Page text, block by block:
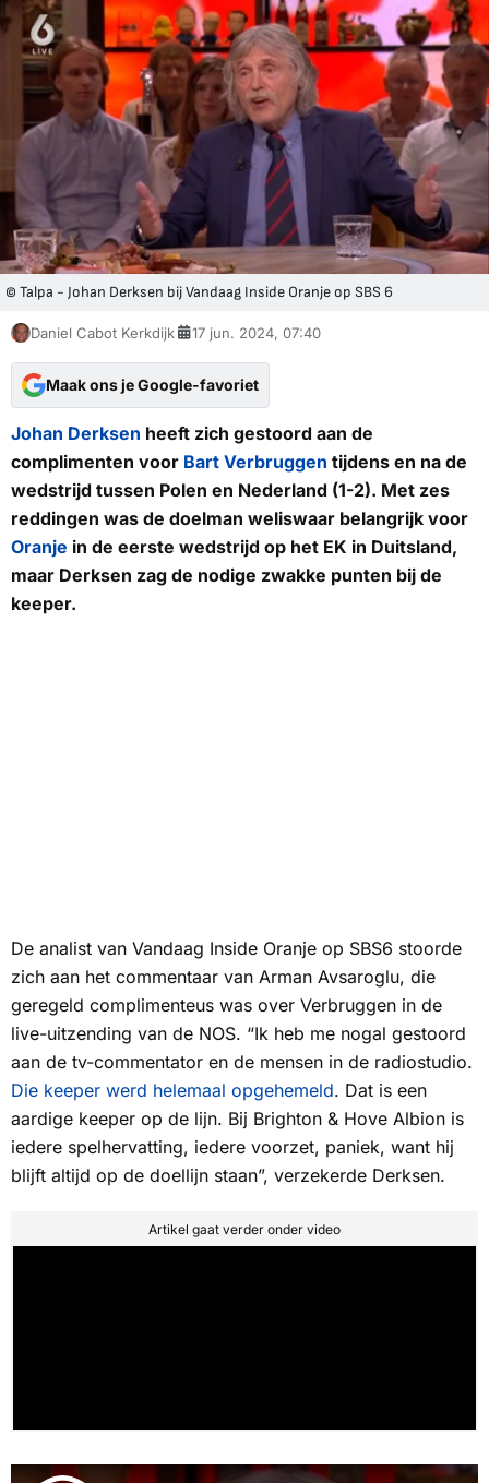
© Talpa - Johan Derksen bij Vandaag Inside Oranje op SBS 6
Daniel Cabot Kerkdijk 17 jun. 2024, 07:40
Maak ons je Google-favoriet
Johan Derksen heeft zich gestoord aan de
complimenten voor Bart Verbruggen tijdens en na de
wedstrijd tussen Polen en Nederland (1-2). Met zes
reddingen was de doelman weliswaar belangrijk voor
Oranje in de eerste wedstrijd op het EK in Duitsland,
maar Derksen zag de nodige zwakke punten bij de
keeper.
De analist van Vandaag Inside Oranje op SBS6 stoorde
zich aan het commentaar van Arman Avsaroglu, die
geregeld complimenteus was over Verbruggen in de
live-uitzending van de NOS. “Ik heb me nogal gestoord
aan de tv-commentator en de mensen in de radiostudio.
Die keeper werd helemaal opgehemeld. Dat is een
aardige keeper op de lijn. Bij Brighton & Hove Albion is
iedere spelhervatting, iedere voorzet, paniek, want hij
blijft altijd op de doellijn staan”, verzekerde Derksen.
Artikel gaat verder onder video